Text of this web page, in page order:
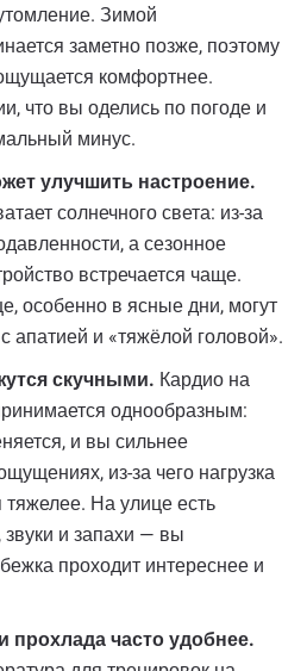
Зимой
заметно позже, поэтому
комфортнее.
что вы оделись по погоде и
минус.
улучшить настроение.
солнечного света: из-за
а сезонное
встречается чаще.
особенно в ясные дни, могут
апатией и «тяжёлой головой».
скучными. Кардио на
однообразным:
и вы сильнее
из-за чего нагрузка
тяжелее. На улице есть
звуки и запахи — вы
проходит интереснее и
прохлада часто удобнее.